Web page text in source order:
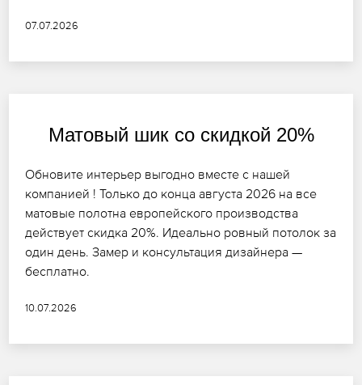
07.07.2026
Матовый шик со скидкой 20%
Обновите интерьер выгодно вместе с нашей
компанией ! Только до конца августа 2026 на все
матовые полотна европейского производства
действует скидка 20%. Идеально ровный потолок за
один день. Замер и консультация дизайнера —
бесплатно.
10.07.2026